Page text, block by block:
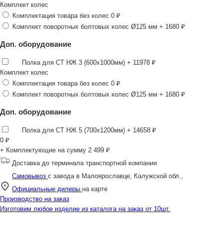
Комплект колес
Комплектация товара без колес 0 ₽
Комплект поворотных болтовых колес Ø125 мм + 1680 ₽
Доп. оборудование
Полка для СТ НЖ 3 (600х1000мм) + 11978 ₽
Комплект колес
Комплектация товара без колес 0 ₽
Комплект поворотных болтовых колес Ø125 мм + 1680 ₽
Доп. оборудование
Полка для СТ НЖ 5 (700х1200мм) + 14658 ₽
0 ₽
+ Комплектующие на сумму 2 499 ₽
Доставка до терминала транспортной компании
Самовывоз с завода в Малоярославце, Калужской обл.,
Официальные дилеры на карте
Производство на заказ
Изготовим любое изделие из каталога на заказ от 10шт.